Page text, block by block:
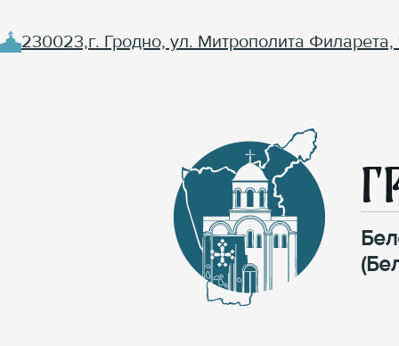
230023,г. Гродно, ул. Митрополита Филарета,